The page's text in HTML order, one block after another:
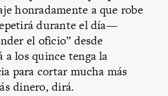
honradamente a que robe
durante el día—
el oficio” desde
a los quince tenga la
para cortar mucha más
dinero, dirá.